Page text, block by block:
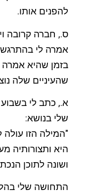
להפנים אותו.
ס., חברה קרובה
אמרה לי
בזמן שהיא אמרה
שהעיניים שלה
א., כתב לי
שלי בנושא:
"המילה הזו
היא ותצורותיה
ושונה לתוכן
התחושה שלי